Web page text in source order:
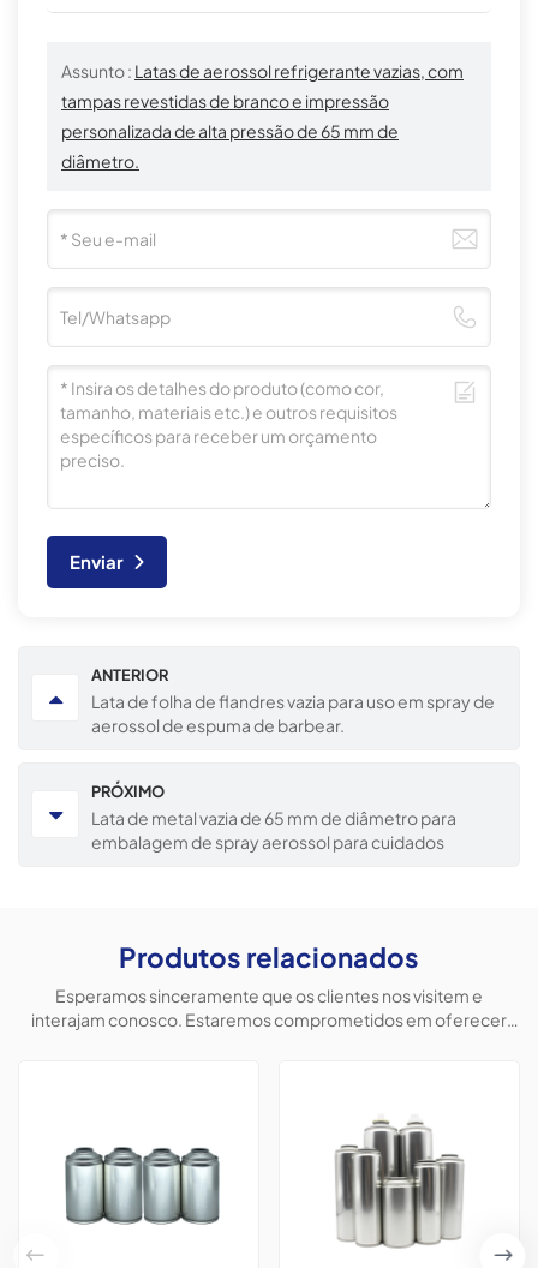
Assunto : Latas de aerossol refrigerante vazias, com
tampas revestidas de branco e impressão
personalizada de alta pressão de 65 mm de
diâmetro.
Enviar
ANTERIOR
Lata de folha de flandres vazia para uso em spray de
aerossol de espuma de barbear.
PRÓXIMO
Lata de metal vazia de 65 mm de diâmetro para
embalagem de spray aerossol para cuidados
Produtos relacionados
Esperamos sinceramente que os clientes nos visitem e
interajam conosco. Estaremos comprometidos em oferecer